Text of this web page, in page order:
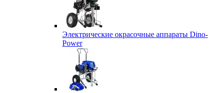
Электрические окрасочные аппараты Dino-
Power